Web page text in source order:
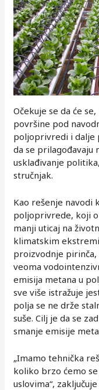
Očekuje se da će
površine pod
poljoprivredi i dalje
da se prilagođavaju
usklađivanje
stručnjak.
Kao rešenje navodi
poljoprivrede, koji
manji uticaj na
klimatskim
proizvodnje
veoma
emisija metana u
sve više istražuje
polja se ne drže
suše. Cilj je da se
smanje emisije
„Imamo tehnička
koliko brzo ćemo
uslovima“,